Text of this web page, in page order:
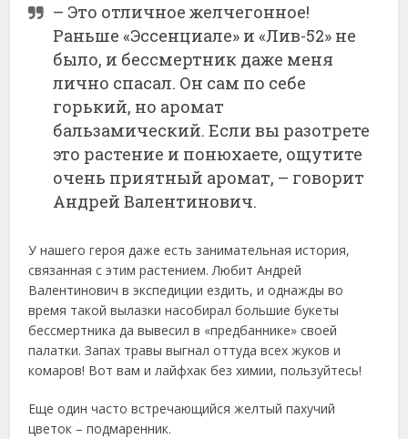
– Это отличное желчегонное!
Раньше «Эссенциале» и «Лив-52» не
было, и бессмертник даже меня
лично спасал. Он сам по себе
горький, но аромат
бальзамический. Если вы разотрете
это растение и понюхаете, ощутите
очень приятный аромат, – говорит
Андрей Валентинович.
У нашего героя даже есть занимательная история,
связанная с этим растением. Любит Андрей
Валентинович в экспедиции ездить, и однажды во
время такой вылазки насобирал большие букеты
бессмертника да вывесил в «предбаннике» своей
палатки. Запах травы выгнал оттуда всех жуков и
комаров! Вот вам и лайфхак без химии, пользуйтесь!
Еще один часто встречающийся желтый пахучий
цветок – подмаренник.